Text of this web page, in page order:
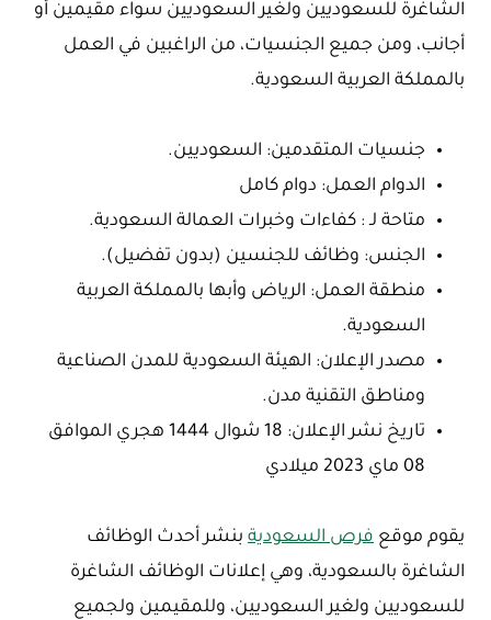
الشاغرة للسعوديين ولغير السعوديين سواء مقيمين أو
أجانب، ومن جميع الجنسيات، من الراغبين في العمل
بالمملكة العربية السعودية.
جنسيات المتقدمين: السعوديين.
الدوام العمل: دوام كامل
متاحة لـ : كفاءات وخبرات العمالة السعودية.
الجنس: وظائف للجنسين (بدون تفضيل).
منطقة العمل: الرياض وأبها بالمملكة العربية
السعودية.
مصدر الإعلان: الهيئة السعودية للمدن الصناعية
ومناطق التقنية مدن.
تاريخ نشر الإعلان: 18 شوال 1444 هجري الموافق
08 ماي 2023 ميلادي
يقوم موقع فرص السعودية بنشر أحدث الوظائف
الشاغرة بالسعودية، وهي إعلانات الوظائف الشاغرة
للسعوديين ولغير السعوديين، وللمقيمين ولجميع